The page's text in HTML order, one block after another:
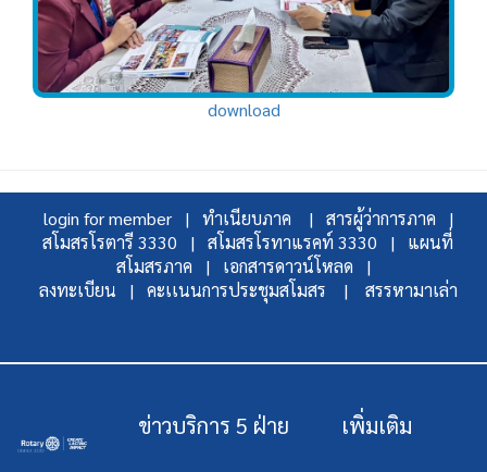
download
login for member | ทำเนียบภาค |
สารผู้ว่าการภาค |
สโมสรโรตารี 3330 |
สโมสรโรทาแรคท์ 3330 |
แผนที่
สโมสรภาค |
เอกสารดาวน์โหลด |
ลงทะเบียน |
คะเเนนการประชุมสโมสร | สรรหามาเล่า
ข่าวบริการ 5 ฝ่าย เพิ่มเติม